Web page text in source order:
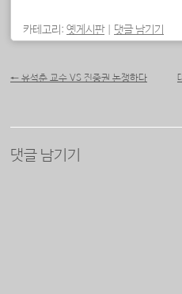
중...
카테고리: 옛게시판 댓글 남기기
← 유석춘 교수 VS 진중권 논쟁하다
댓글 남기기